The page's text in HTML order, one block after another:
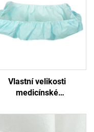
Vlastní velikosti
medicínské
jednorázová postel